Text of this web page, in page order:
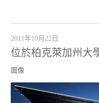
2011年10月22日
位於柏克萊加州大
圖像